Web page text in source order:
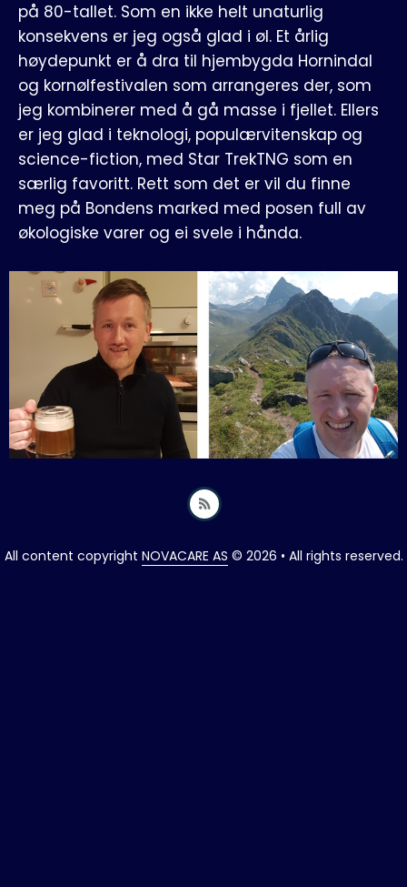
på 80-tallet. Som en ikke helt unaturlig
konsekvens er jeg også glad i øl. Et årlig
høydepunkt er å dra til hjembygda Hornindal
og kornølfestivalen som arrangeres der, som
jeg kombinerer med å gå masse i fjellet. Ellers
er jeg glad i teknologi, populærvitenskap og
science-fiction, med Star TrekTNG som en
særlig favoritt. Rett som det er vil du finne
meg på Bondens marked med posen full av
økologiske varer og ei svele i hånda.
All content copyright NOVACARE AS © 2026 • All rights reserved.